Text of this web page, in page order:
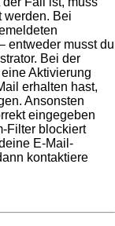
werden. Bei
entweder musst du
Bei der
Aktivierung
erhalten hast,
Ansonsten
eingegeben
Filter blockiert
E-Mail-
kontaktiere